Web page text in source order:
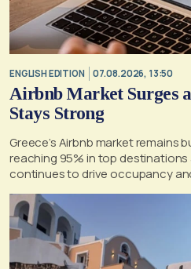
ENGLISH EDITION 07.08.2026, 13:50
Airbnb Market Surges
Stays Strong
Greece’s Airbnb market remains
reaching 95% in top
continues to drive occupancy